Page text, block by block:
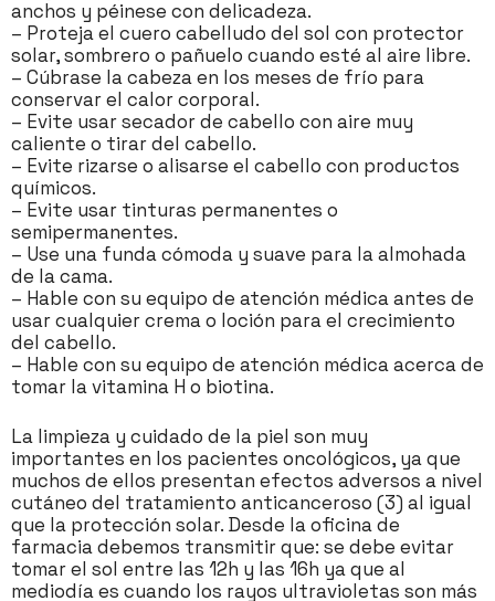
anchos y péinese con delicadeza.
– Proteja el cuero cabelludo del sol con protector
solar, sombrero o pañuelo cuando esté al aire libre.
– Cúbrase la cabeza en los meses de frío para
conservar el calor corporal.
– Evite usar secador de cabello con aire muy
caliente o tirar del cabello.
– Evite rizarse o alisarse el cabello con productos
químicos.
– Evite usar tinturas permanentes o
semipermanentes.
– Use una funda cómoda y suave para la almohada
de la cama.
– Hable con su equipo de atención médica antes de
usar cualquier crema o loción para el crecimiento
del cabello.
– Hable con su equipo de atención médica acerca de
tomar la vitamina H o biotina.
La limpieza y cuidado de la piel son muy
importantes en los pacientes oncológicos, ya que
muchos de ellos presentan efectos adversos a nivel
cutáneo del tratamiento anticanceroso (3) al igual
que la protección solar. Desde la oficina de
farmacia debemos transmitir que: se debe evitar
tomar el sol entre las 12h y las 16h ya que al
mediodía es cuando los rayos ultravioletas son más